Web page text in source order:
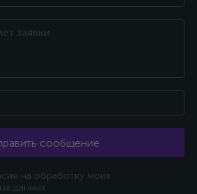
сообщение
на обработку моих
данных